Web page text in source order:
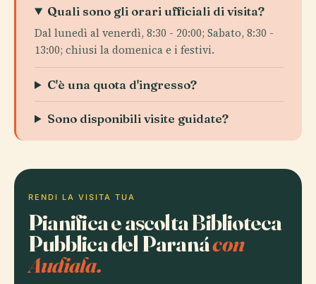
Quali sono gli orari ufficiali di visita?
Dal lunedì al venerdì, 8:30 - 20:00; Sabato, 8:30 -
13:00; chiusi la domenica e i festivi.
C'è una quota d'ingresso?
Sono disponibili visite guidate?
RENDI LA VISITA TUA
Pianifica e ascolta Biblioteca
Pubblica del Paranácon
Audiala.